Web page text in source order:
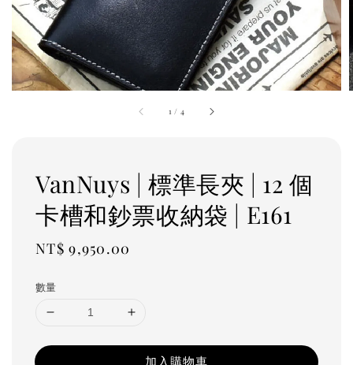
1 / 4
VanNuys | 標準長夾 | 12 個
卡槽和鈔票收納袋 | E161
Regular
NT$ 9,950.00
數量
加入購物車